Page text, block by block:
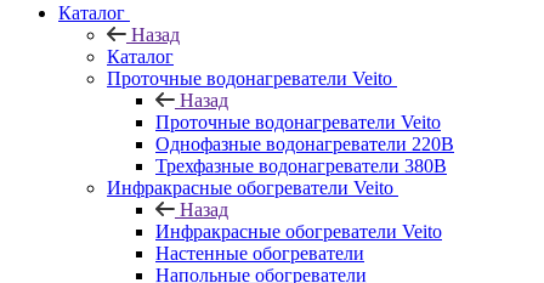
Каталог
Назад
Каталог
Проточные водонагреватели Veito
Назад
Проточные водонагреватели Veito
Однофазные водонагреватели 220В
Трехфазные водонагреватели 380В
Инфракрасные обогреватели Veito
Назад
Инфракрасные обогреватели Veito
Настенные обогреватели
Напольные обогреватели